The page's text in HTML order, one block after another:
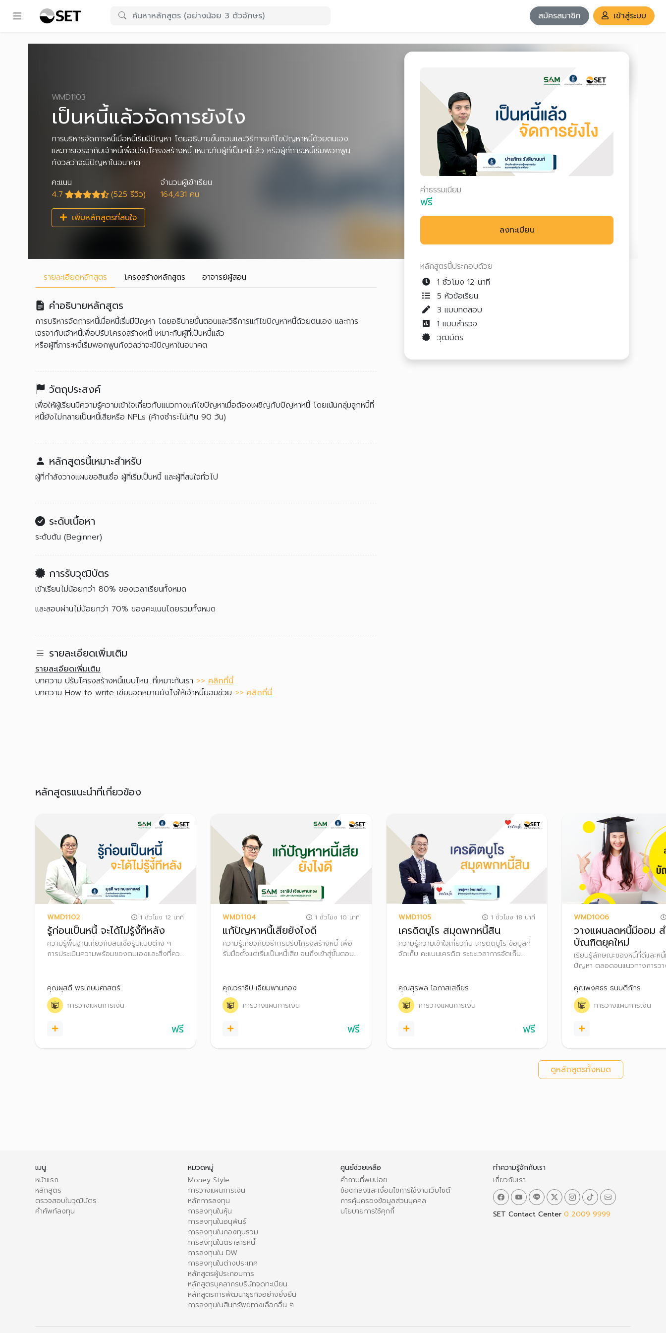
สมัครสมาชิก เข้าสู่ระบบ
WMD1103
เป็นหนี้แล้วจัดการยังไง
การบริหารจัดการหนี้เมื่อหนี้เริ่มมีปัญหา โดยอธิบายขั้นตอนและวิธีการแก้ไขปัญหาหนี้ด้วยตนเอง
และการเจรจากับเจ้าหนี้เพื่อปรับโครงสร้างหนี้ เหมาะกับผู้ที่เป็นหนี้แล้ว หรือผู้ที่ภาระหนี้เริ่มพอกพูน
กังวลว่าจะมีปัญหาในอนาคต
คะแนน
4.7
(525 รีวิว)
จำนวนผู้เข้าเรียน
164,431 คน
เพิ่มหลักสูตรที่สนใจ
ค่าธรรมเนียม
ฟรี
ลงทะเบียน
หลักสูตรนี้ประกอบด้วย
1 ชั่วโมง 12 นาที
5 หัวข้อเรียน
3 แบบทดสอบ
1 แบบสำรวจ
วุฒิบัตร
รายละเอียดหลักสูตร โครงสร้างหลักสูตร อาจารย์ผู้สอน
คำอธิบายหลักสูตร
การบริหารจัดการหนี้เมื่อหนี้เริ่มมีปัญหา โดยอธิบายขั้นตอนและวิธีการแก้ไขปัญหาหนี้ด้วยตนเอง และการ
เจรจากับเจ้าหนี้เพื่อปรับโครงสร้างหนี้ เหมาะกับผู้ที่เป็นหนี้แล้ว
หรือผู้ที่ภาระหนี้เริ่มพอกพูนกังวลว่าจะมีปัญหาในอนาคต
วัตถุประสงค์
เพื่อให้ผู้เรียนมีความรู้ความเข้าใจเกี่ยวกับแนวทางแก้ไขปัญหาเมื่อต้องเผชิญกับปัญหาหนี้ โดยเน้นกลุ่มลูกหนี้ที่
หนี้ยังไม่กลายเป็นหนี้เสียหรือ NPLs (ค้างชำระไม่เกิน 90 วัน)
หลักสูตรนี้เหมาะสำหรับ
ผู้ที่กำลังวางแผนขอสินเชื่อ ผู้ที่เริ่มเป็นหนี้ และผู้ที่สนใจทั่วไป
ระดับเนื้อหา
ระดับต้น (Beginner)
การรับวุฒิบัตร
เข้าเรียนไม่น้อยกว่า 80% ของเวลาเรียนทั้งหมด
และสอบผ่านไม่น้อยกว่า 70% ของคะแนนโดยรวมทั้งหมด
รายละเอียดเพิ่มเติม
รายละเอียดเพิ่มเติม
บทความ ปรับโครงสร้างหนี้แบบไหน...ที่เหมาะกับเรา >> คลิกที่นี่
บทความ How to write เขียนจดหมายยังไงให้เจ้าหนี้ยอมช่วย >> คลิกที่นี่
หลักสูตรแนะนำที่เกี่ยวข้อง
WMD1102 1 ชั่วโมง 12 นาที
รู้ก่อนเป็นหนี้ จะได้ไม่รู้งี้ทีหลัง
ความรู้พื้นฐานเกี่ยวกับสินเชื่อรูปแบบต่าง ๆ
การประเมินความพร้อมของตนเองและสิ่งที่ควร
คุณผุสดี พรเกษมศาสตร์
การวางแผนการเงิน
ฟรี
WMD1104 1 ชั่วโมง 10 นาที
แก้ปัญหาหนี้เสียยังไงดี
ความรู้เกี่ยวกับวิธีการปรับโครงสร้างหนี้ เพื่อ
รับมือตั้งแต่เริ่มเป็นหนี้เสีย จนถึงเข้าสู่ขั้นตอน
ถูกบังคับคดี
คุณวราธิป เจียมพานทอง
การวางแผนการเงิน
ฟรี
WMD1105 1 ชั่วโมง 18 นาที
เครดิตบูโร สมุดพกหนี้สิน
ความรู้ความเข้าใจเกี่ยวกับ เครดิตบูโร ข้อมูล​ที่
จัดเก็บ คะแนนเครดิต ระยะเวลาการจัดเก็บ
ของเจ้าของข้อมูล รวมถึงการตรวจเครดิตบูโร​​
ด้วยตัวเอง
คุณสุรพล โอภาสเสถียร
การวางแผนการเงิน
ฟรี
WMD1006
วางแผนลดหนี้มีออม
บัณฑิตยุคใหม่
เรียนรู้ลักษณะของหนี้ที่ดีและหนี้
ปัญหา ตลอดจนแนวทางการวา
ออมเพื่อสร้างความมั่นคงในชีวิ
คุณพงศธร ธนบดีภัทร
การวางแผนการเงิน
ดูหลักสูตรทั้งหมด
เมนู
หน้าแรก
หลักสูตร
ตรวจสอบใบวุฒิบัตร
คำศัพท์ลงทุน
หมวดหมู่
Money Style
การวางแผนการเงิน
หลักการลงทุน
การลงทุนในหุ้น
การลงทุนในอนุพันธ์
การลงทุนในกองทุนรวม
การลงทุนในตราสารหนี้
การลงทุนใน DW
การลงทุนในต่างประเทศ
หลักสูตรผู้ประกอบการ
หลักสูตรบุคลากรบริษัทจดทะเบียน
หลักสูตรการพัฒนาธุรกิจอย่างยั่งยืน
การลงทุนในสินทรัพย์ทางเลือกอื่น ๆ
ศูนย์ช่วยเหลือ
คำถามที่พบบ่อย
ข้อตกลงและเงื่อนไขการใช้งานเว็บไซต์
การคุ้มครองข้อมูลส่วนบุคคล
นโยบายการใช้คุกกี้
ทำความรู้จักกับเรา
เกี่ยวกับเรา
SET Contact Center 0 2009 9999